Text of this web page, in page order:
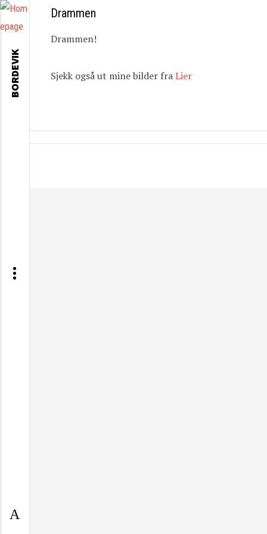
Drammen
Drammen!
Sjekk også ut mine bilder fraLier
BORDEVIK